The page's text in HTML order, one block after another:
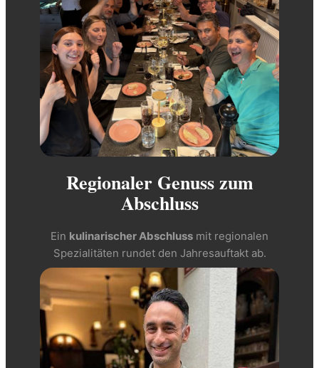
Regionaler Genuss zum
Abschluss
Ein kulinarischer Abschluss mit regionalen
Spezialitäten rundet den Jahresauftakt ab.